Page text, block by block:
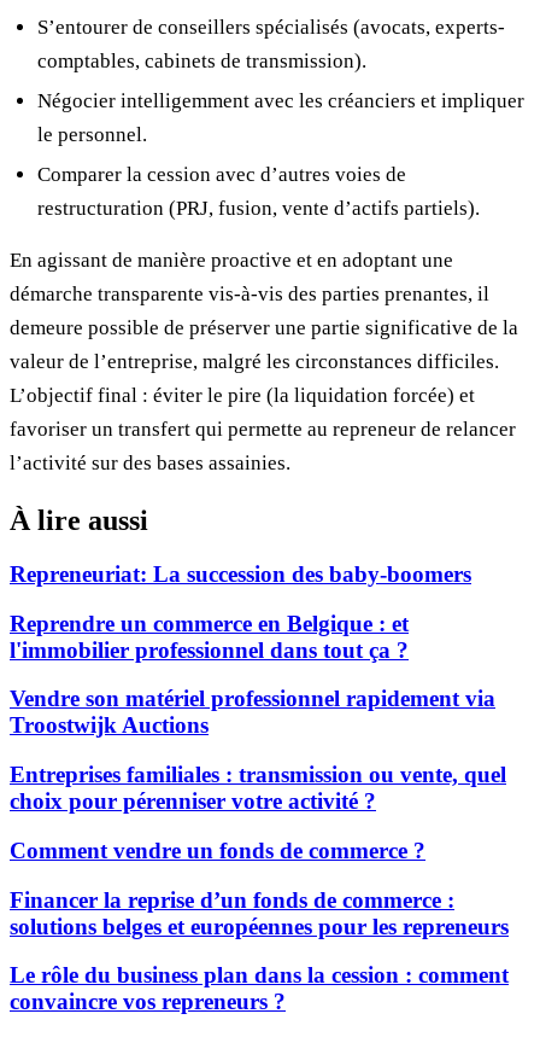
S’entourer de conseillers spécialisés (avocats, experts-
comptables, cabinets de transmission).
Négocier intelligemment avec les créanciers et impliquer
le personnel.
Comparer la cession avec d’autres voies de
restructuration (PRJ, fusion, vente d’actifs partiels).
En agissant de manière proactive et en adoptant une
démarche transparente vis-à-vis des parties prenantes, il
demeure possible de préserver une partie significative de la
valeur de l’entreprise, malgré les circonstances difficiles.
L’objectif final : éviter le pire (la liquidation forcée) et
favoriser un transfert qui permette au repreneur de relancer
l’activité sur des bases assainies.
À lire aussi
Repreneuriat: La succession des baby-boomers
Reprendre un commerce en Belgique : et
l'immobilier professionnel dans tout ça ?
Vendre son matériel professionnel rapidement via
Troostwijk Auctions
Entreprises familiales : transmission ou vente, quel
choix pour pérenniser votre activité ?
Comment vendre un fonds de commerce ?
Financer la reprise d’un fonds de commerce :
solutions belges et européennes pour les repreneurs
Le rôle du business plan dans la cession : comment
convaincre vos repreneurs ?